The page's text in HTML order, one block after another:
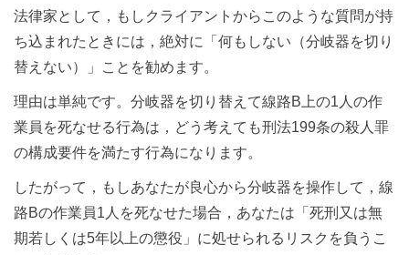
法律家として，もしクライアントからこのような質問が持
ち込まれたときには，絶対に「何もしない（分岐器を切り
替えない）」ことを勧めます。
理由は単純です。分岐器を切り替えて線路B上の1人の作
業員を死なせる行為は，どう考えても刑法199条の殺人罪
の構成要件を満たす行為になります。
したがって，もしあなたが良心から分岐器を操作して，線
路Bの作業員1人を死なせた場合，あなたは「死刑又は無
期若しくは5年以上の懲役」に処せられるリスクを負うこ